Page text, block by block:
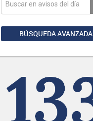
BÚSQUEDA AVANZADA